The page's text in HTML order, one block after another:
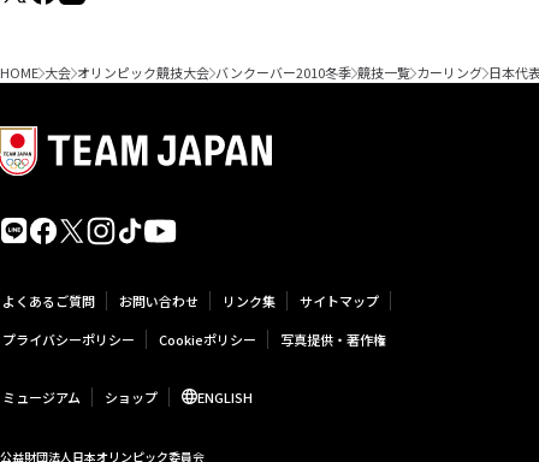
HOME 大会 オリンピック競技大会 バンクーバー2010冬季 競技一覧 カーリング 日本代
よくあるご質問 お問い合わせ リンク集
サイトマップ
プライバシーポリシー
Cookieポリシー 写真提供・著作権
ミュージアム ショップ ENGLISH
公益財団法人日本オリンピック委員会